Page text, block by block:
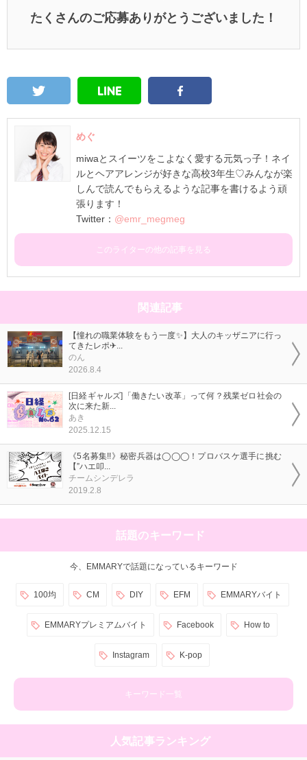
たくさんのご応募ありがとうございました！
めぐ
miwaとスイーツをこよなく愛する元気っ子！ネイ
ルとヘアアレンジが好きな高校3年生♡みんなが楽
しんで読んでもらえるような記事を書けるよう頑
張ります！
Twitter： @emr_megmeg
このライターの他の記事を見る
関連記事
【憧れの職業体験をもう一度✨】大人のキッザニアに行っ
てきたレポ✈...
のん
2026.8.4
[日経ギャルズ]「働きたい改革」って何？残業ゼロ社会の
次に来た新...
あき
2025.12.15
《5名募集!!》秘密兵器は◯◯◯！プロバスケ選手に挑む
【”ハエ叩...
チームシンデレラ
2019.2.8
話題のキーワード
今、EMMARYで話題になっているキーワード
100均 CM DIY EFM EMMARYバイト
EMMARYプレミアムバイト Facebook How to
Instagram K-pop
キーワード一覧
人気記事ランキング